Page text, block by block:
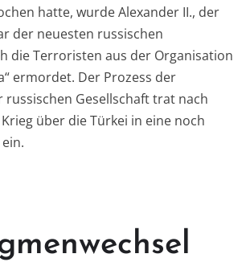
hatte, wurde Alexander II., der
der neuesten russischen
die Terroristen aus der Organisation
ermordet. Der Prozess der
russischen Gesellschaft trat nach
über die Türkei in eine noch